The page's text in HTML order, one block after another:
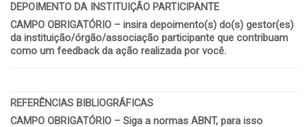
DEPOIMENTO DA INSTITUIÇÃO PARTICIPANTE
CAMPO OBRIGATÓRIO – insira depoimento(s) do(s) gestor(es)
da instituição/órgão/associação participante que contribuam
como um feedback da ação realizada por você.
REFERÊNCIAS BIBLIOGRÁFICAS
CAMPO OBRIGATÓRIO – Siga a normas ABNT, para isso